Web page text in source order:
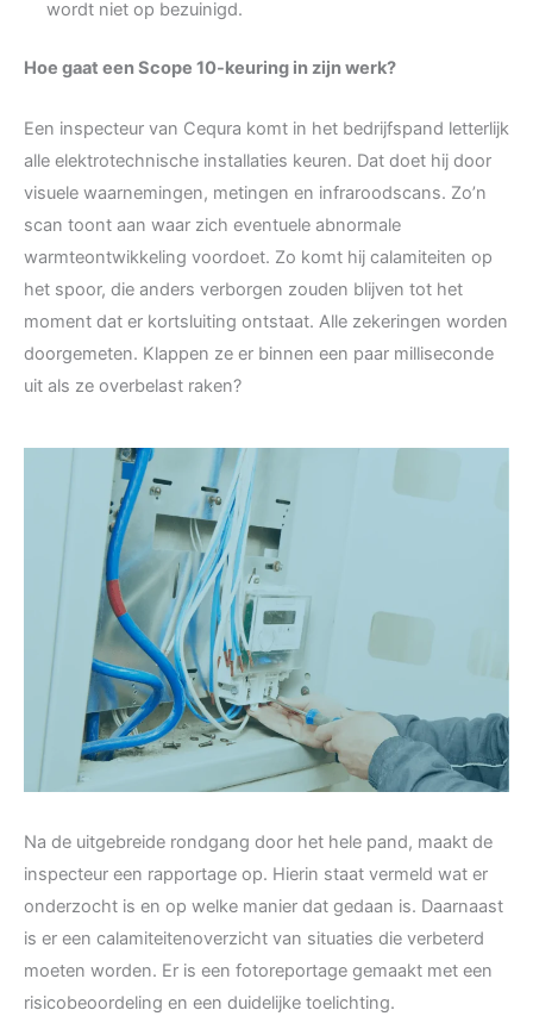
wordt niet op bezuinigd.
Hoe gaat een Scope 10-keuring in zijn werk?
Een inspecteur van Cequra komt in het bedrijfspand letterlijk
alle elektrotechnische installaties keuren. Dat doet hij door
visuele waarnemingen, metingen en infraroodscans. Zo’n
scan toont aan waar zich eventuele abnormale
warmteontwikkeling voordoet. Zo komt hij calamiteiten op
het spoor, die anders verborgen zouden blijven tot het
moment dat er kortsluiting ontstaat. Alle zekeringen worden
doorgemeten. Klappen ze er binnen een paar milliseconde
uit als ze overbelast raken?
Na de uitgebreide rondgang door het hele pand, maakt de
inspecteur een rapportage op. Hierin staat vermeld wat er
onderzocht is en op welke manier dat gedaan is. Daarnaast
is er een calamiteitenoverzicht van situaties die verbeterd
moeten worden. Er is een fotoreportage gemaakt met een
risicobeoordeling en een duidelijke toelichting.